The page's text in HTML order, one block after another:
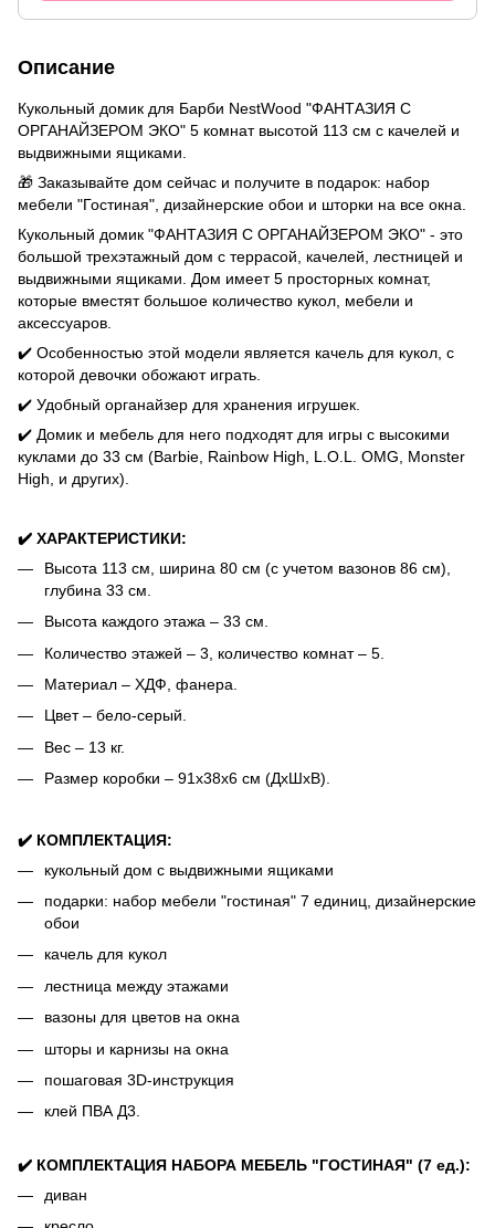
Описание
Кукольный домик для Барби NestWood "ФАНТАЗИЯ С
ОРГАНАЙЗЕРОМ ЭКО" 5 комнат высотой 113 см с качелей и
выдвижными ящиками.
🎁 Заказывайте дом сейчас и получите в подарок: набор
мебели "Гостиная", дизайнерские обои и шторки на все окна.
Кукольный домик "ФАНТАЗИЯ С ОРГАНАЙЗЕРОМ ЭКО" - это
большой трехэтажный дом с террасой, качелей, лестницей и
выдвижными ящиками. Дом имеет 5 просторных комнат,
которые вместят большое количество кукол, мебели и
аксессуаров.
✔️ Особенностью этой модели является качель для кукол, с
которой девочки обожают играть.
✔️ Удобный органайзер для хранения игрушек.
✔️ Домик и мебель для него подходят для игры с высокими
куклами до 33 см (Barbie, Rainbow High, L.O.L. OMG, Monster
High, и других).
✔️ ХАРАКТЕРИСТИКИ:
Высота 113 см, ширина 80 см (с учетом вазонов 86 см),
глубина 33 см.
Высота каждого этажа – 33 см.
Количество этажей – 3, количество комнат – 5.
Материал – ХДФ, фанера.
Цвет – бело-серый.
Вес – 13 кг.
Размер коробки – 91х38х6 см (ДхШхВ).
✔️ КОМПЛЕКТАЦИЯ:
кукольный дом с выдвижными ящиками
подарки: набор мебели "гостиная" 7 единиц, дизайнерские
обои
качель для кукол
лестница между этажами
вазоны для цветов на окна
шторы и карнизы на окна
пошаговая 3D-инструкция
клей ПВА Д3.
✔️ КОМПЛЕКТАЦИЯ НАБОРА МЕБЕЛЬ "ГОСТИНАЯ" (7 ед.):
диван